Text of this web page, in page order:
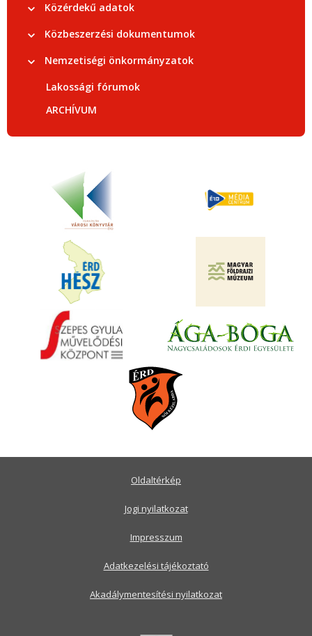
Közérdekű adatok
Közbeszerzési dokumentumok
Nemzetiségi önkormányzatok
Lakossági fórumok
ARCHÍVUM
Oldaltérkép
Jogi nyilatkozat
Impresszum
Adatkezelési tájékoztató
Akadálymentesítési nyilatkozat